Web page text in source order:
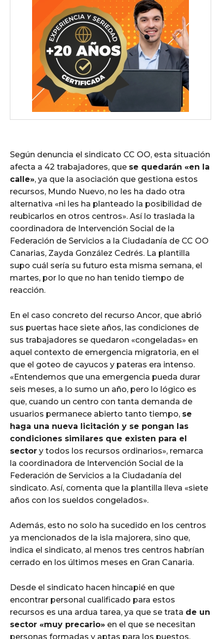
Según denuncia el sindicato CC OO, esta situación
afecta a 42 trabajadores, que se quedarán «en la
calle», ya que la asociación que gestiona estos
recursos, Mundo Nuevo, no les ha dado otra
alternativa «ni les ha planteado la posibilidad de
reubicarlos en otros centros». Así lo traslada la
coordinadora de Intervención Social de la
Federación de Servicios a la Ciudadanía de CC OO
Canarias, Zayda González Cedrés. La plantilla
supo cuál sería su futuro esta misma semana, el
martes, por lo que no han tenido tiempo de
reacción.
En el caso concreto del recurso Ancor, que abrió
sus puertas hace siete años, las condiciones de
sus trabajadores se quedaron «congeladas» en
aquel contexto de emergencia migratoria, en el
que el goteo de cayucos y pateras era intenso.
«Entendemos que una emergencia pueda durar
seis meses, a lo sumo un año, pero lo lógico es
que, cuando un centro con tanta demanda de
usuarios permanece abierto tanto tiempo, se
haga una nueva licitación y se pongan las
condiciones similares que existen para el
sector y todos los recursos ordinarios», remarca
la coordinadora de Intervención Social de la
Federación de Servicios a la Ciudadanía del
sindicato. Así, comenta que la plantilla lleva «siete
años con los sueldos congelados».
Además, esto no solo ha sucedido en los centros
ya mencionados de la isla majorera, sino que,
indica el sindicato, al menos tres centros habrían
cerrado en los últimos meses en Gran Canaria.
Desde el sindicato hacen hincapié en que
encontrar personal cualificado para estos
recursos es una ardua tarea, ya que se trata de un
sector «muy precario» en el que se necesitan
personas formadas y aptas para los puestos.